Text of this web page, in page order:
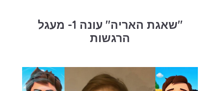
"שאגת האריה" עונה 1- מעגל
הרגשות